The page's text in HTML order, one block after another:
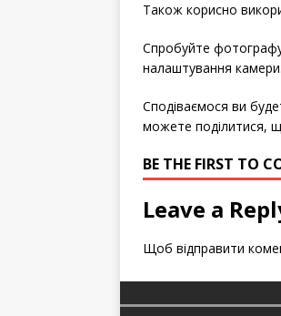
Також корисно
Спробуйте
налаштування камери.
Сподіваємося ви
можете поділитися,
BE THE FIRST TO
Leave a
Щоб відправити